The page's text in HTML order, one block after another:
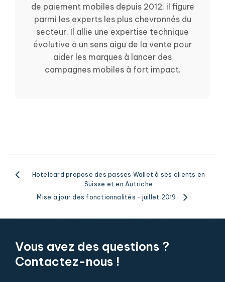
de paiement mobiles depuis 2012, il figure
parmi les experts les plus chevronnés du
secteur. Il allie une expertise technique
évolutive à un sens aigu de la vente pour
aider les marques à lancer des
campagnes mobiles à fort impact.
Hotelcard propose des passes Wallet à ses clients en
Suisse et en Autriche
Mise à jour des fonctionnalités - juillet 2019
Vous avez des questions ?
Contactez-nous !